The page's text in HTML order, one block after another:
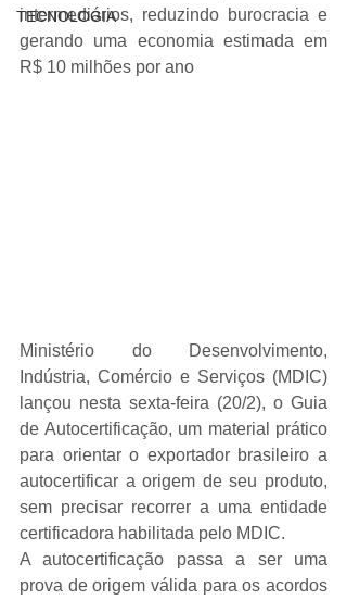
TECNOLOGIA
intermediários, reduzindo burocracia e
gerando uma economia estimada em
R$ 10 milhões por ano
Ministério do Desenvolvimento,
Indústria, Comércio e Serviços (MDIC)
lançou nesta sexta-feira (20/2), o Guia
de Autocertificação, um material prático
para orientar o exportador brasileiro a
autocertificar a origem de seu produto,
sem precisar recorrer a uma entidade
certificadora habilitada pelo MDIC.
A autocertificação passa a ser uma
prova de origem válida para os acordos